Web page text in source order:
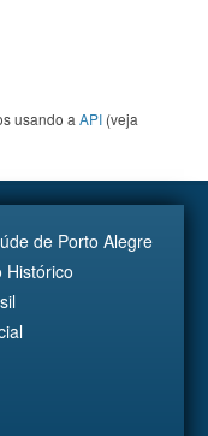
usando a API (veja
de Porto Alegre
Histórico